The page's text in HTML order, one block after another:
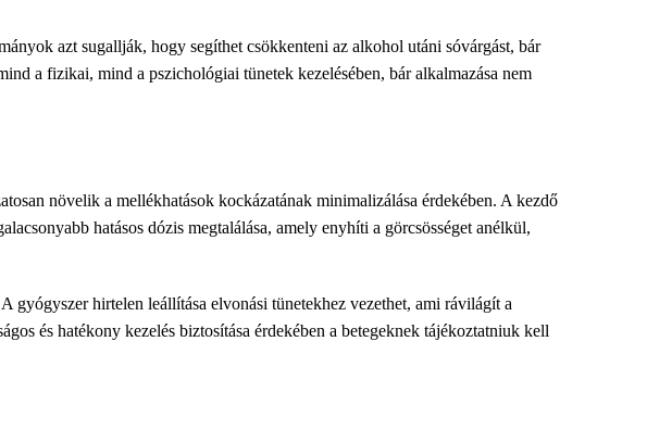
azt sugallják, hogy segíthet csökkenteni az alkohol utáni sóvárgást, bár
a fizikai, mind a pszichológiai tünetek kezelésében, bár alkalmazása nem
növelik a mellékhatások kockázatának minimalizálása érdekében. A kezdő
hatásos dózis megtalálása, amely enyhíti a görcsösséget anélkül,
gyógyszer hirtelen leállítása elvonási tünetekhez vezethet, ami rávilágít a
és hatékony kezelés biztosítása érdekében a betegeknek tájékoztatniuk kell